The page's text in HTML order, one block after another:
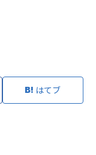
はてブ